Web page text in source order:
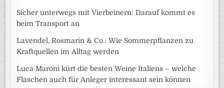
Sicher unterwegs mit Vierbeinern: Darauf kommt es
beim Transport an
Lavendel, Rosmarin & Co.: Wie Sommerpflanzen zu
Kraftquellen im Alltag werden
Luca Maroni kürt die besten Weine Italiens – welche
Flaschen auch für Anleger interessant sein können